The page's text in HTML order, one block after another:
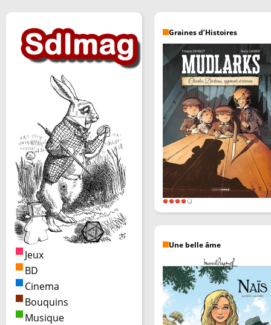
Jeux
BD
Cinema
Bouquins
Musique
Graines d’Histoires
Une belle âme